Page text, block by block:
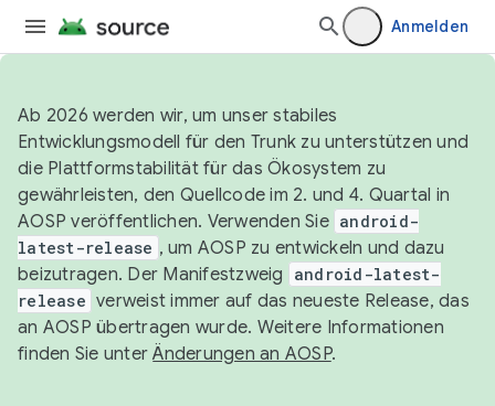
Anmelden
Ab 2026 werden wir, um unser stabiles
Entwicklungsmodell für den Trunk zu unterstützen und
die Plattformstabilität für das Ökosystem zu
gewährleisten, den Quellcode im 2. und 4. Quartal in
AOSP veröffentlichen. Verwenden Sie android-
latest-release , um AOSP zu entwickeln und dazu
beizutragen. Der Manifestzweig
android-latest-
release verweist immer auf das neueste Release, das
an AOSP übertragen wurde. Weitere Informationen
finden Sie unterÄnderungen an AOSP.